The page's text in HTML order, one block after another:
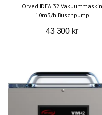
Orved IDEA 32 Vakuummaskin
10m3/h Buschpump
43 300 kr